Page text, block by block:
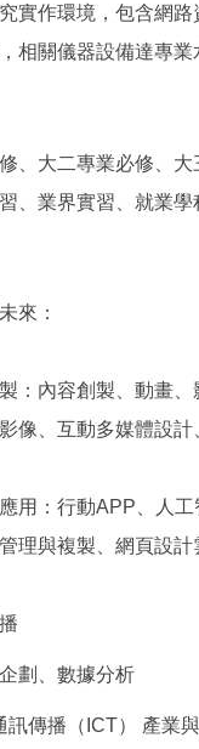
實作環境，包含網
相關儀器設備達專業
、大二專業必修、大
、業界實習、就業
來：
：內容創製、 動畫、
像、互動多媒體設計
用：行動APP、人工
理與複製、網頁設
劃、數據分析
訊傳播（ICT） 產業